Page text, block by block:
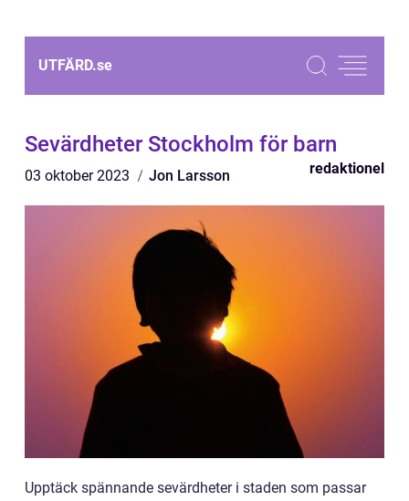
UTFÄRD.se
Sevärdheter Stockholm för barn
03 oktober 2023 Jon Larsson redaktionel
Upptäck spännande sevärdheter i staden som passar